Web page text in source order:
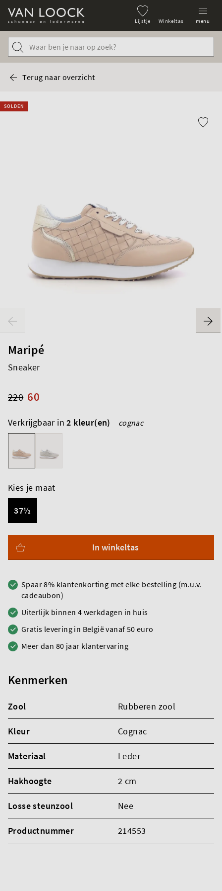
Lijstje Winkeltas menu
Terug naar overzicht
SOLDEN
Maripé
Sneaker
60
220
Verkrijgbaar in2 kleur(en) cognac
Kies je maat
37½
In winkeltas
Spaar 8% klantenkorting met elke bestelling (m.u.v.
cadeaubon)
Uiterlijk binnen 4 werkdagen in huis
Gratis levering in België vanaf 50 euro
Meer dan 80 jaar klantervaring
Kenmerken
Zool Rubberen zool
Kleur Cognac
Materiaal Leder
Hakhoogte 2 cm
Losse steunzool Nee
Productnummer 214553